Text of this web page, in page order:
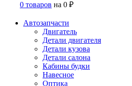
0 товаров на 0 ₽
Автозапчасти
Двигатель
Детали двигателя
Детали кузова
Детали салона
Кабины будки
Навесное
Оптика